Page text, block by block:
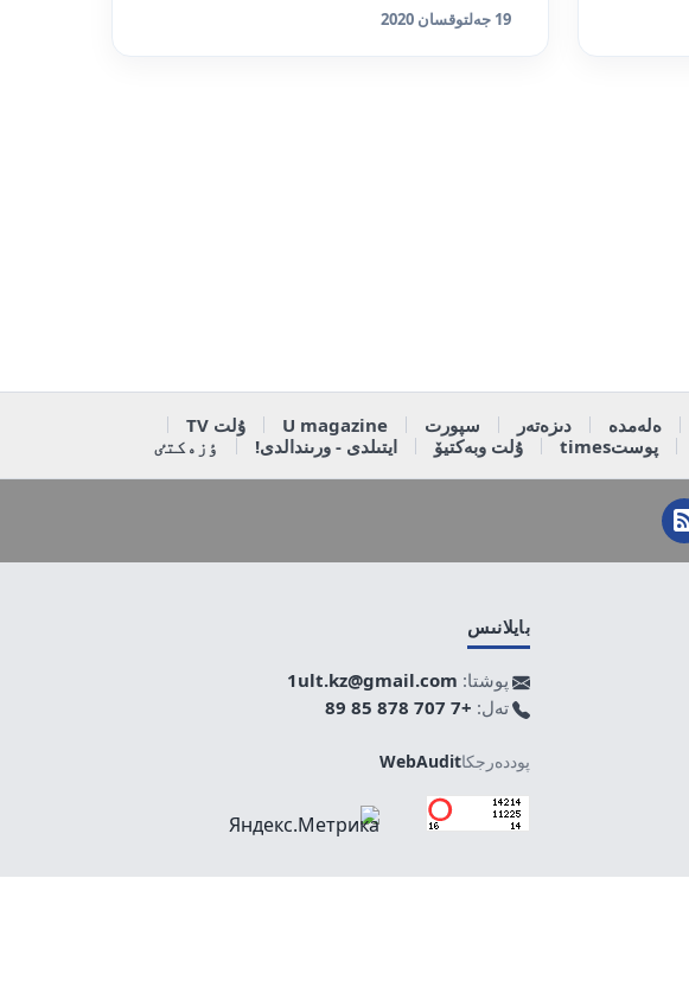
19 جەلتوقسان 2020
ەلەمدە دىزەتەر سپورت U magazine
ۇلت TV
پوستtimes ۇلت وبەكتيۆ ايتىلدى - ورىندالدى! ٶزەكتٸ
بايلانىس
پوشتا: 1ult.kz@gmail.com
تەل: +7 707 878 85 89
پوددەرجكاWebAudit